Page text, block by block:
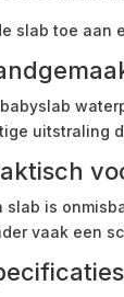
slab toe aan
uitstraling
slab is
vaak een